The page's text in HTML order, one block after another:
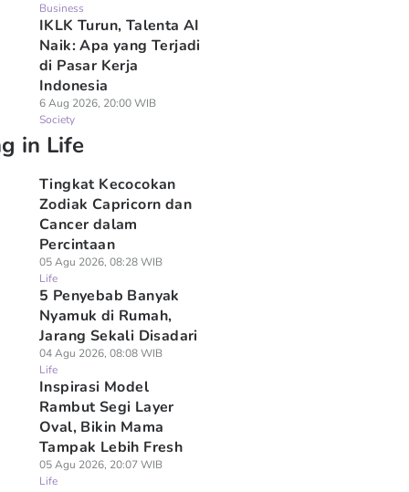
Business
IKLK Turun, Talenta AI
Naik: Apa yang Terjadi
di Pasar Kerja
Indonesia
6 Aug 2026, 20:00 WIB
Society
in Life
Tingkat Kecocokan
Zodiak Capricorn dan
Cancer dalam
Percintaan
05 Agu 2026, 08:28 WIB
Life
5 Penyebab Banyak
Nyamuk di Rumah,
Jarang Sekali Disadari
04 Agu 2026, 08:08 WIB
Life
Inspirasi Model
Rambut Segi Layer
Oval, Bikin Mama
Tampak Lebih Fresh
05 Agu 2026, 20:07 WIB
Life